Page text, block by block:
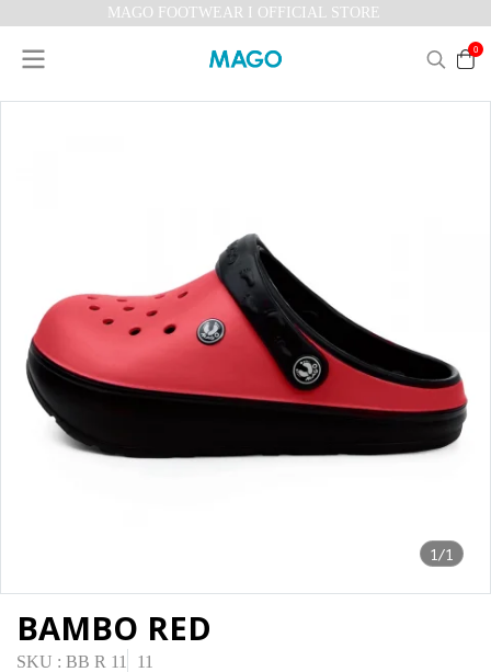
MAGO FOOTWEAR I OFFICIAL STORE
0
1/1
BAMBO RED
SKU : BB R 11
11